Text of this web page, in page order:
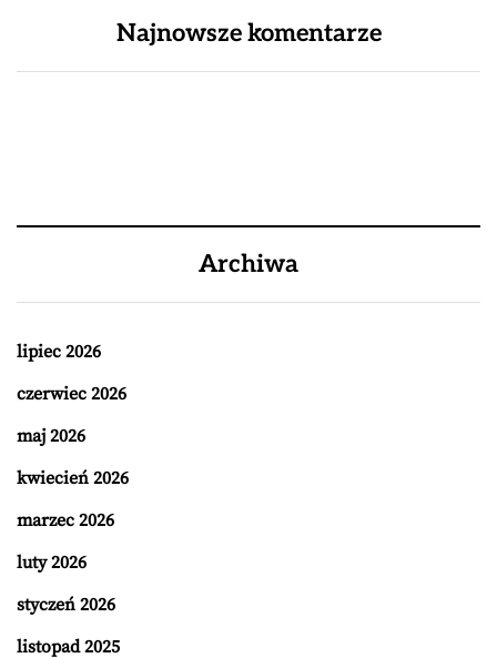
Najnowsze komentarze
Archiwa
lipiec 2026
czerwiec 2026
maj 2026
kwiecień 2026
marzec 2026
luty 2026
styczeń 2026
listopad 2025